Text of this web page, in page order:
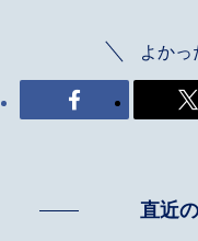
よかっ
直近